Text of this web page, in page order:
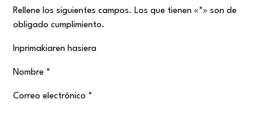
Rellene los siguientes campos. Los que tienen «*» son de
obligado cumplimiento.
Inprimakiaren hasiera
Nombre *
Correo electrónico *